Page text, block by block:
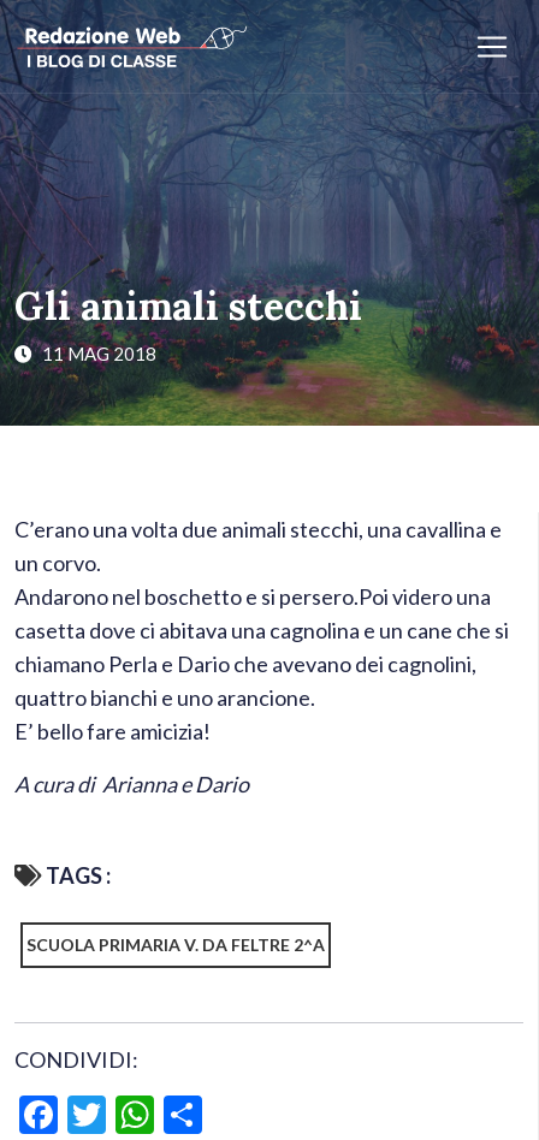
Gli animali stecchi
11 MAG 2018
C’erano una volta due animali stecchi, una cavallina e
un corvo.
Andarono nel boschetto e si persero.Poi videro una
casetta dove ci abitava una cagnolina e un cane che si
chiamano Perla e Dario che avevano dei cagnolini,
quattro bianchi e uno arancione.
E’ bello fare amicizia!
A cura di Arianna e Dario
TAGS :
SCUOLA PRIMARIA V. DA FELTRE 2^A
CONDIVIDI:
Facebook
TwitterWhatsApp